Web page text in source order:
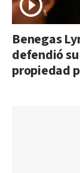
Benegas
defendió
propiedad